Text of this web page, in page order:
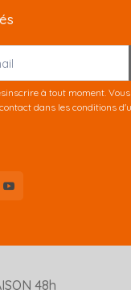
à tout moment.
dans les conditions
48h